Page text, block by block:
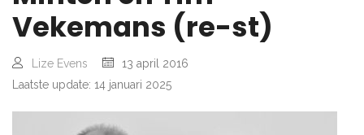
Vekemans (re-st)
Lize Evens
13 april 2016
Laatste update: 14 januari 2025